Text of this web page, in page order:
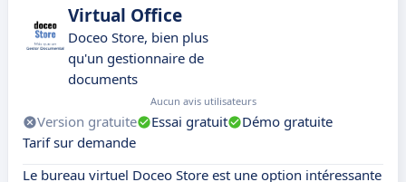
Virtual Office
Doceo Store, bien plus
qu'un gestionnaire de
documents
Aucun avis utilisateurs
Version gratuite Essai gratuit
Démo gratuite
Tarif sur demande
Le bureau virtuel Doceo Store est une option intéressante